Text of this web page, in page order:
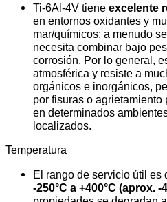
Ti-6Al-4V tiene excelente
en entornos oxidantes y
mar/químicos; a menudo
necesita combinar bajo
corrosión. Por lo general,
atmosférica y resiste a
orgánicos e inorgánicos,
por fisuras o
en determinados
localizados.
Temperatura
El rango de servicio útil es
-250°C a +400°C (aprox. -